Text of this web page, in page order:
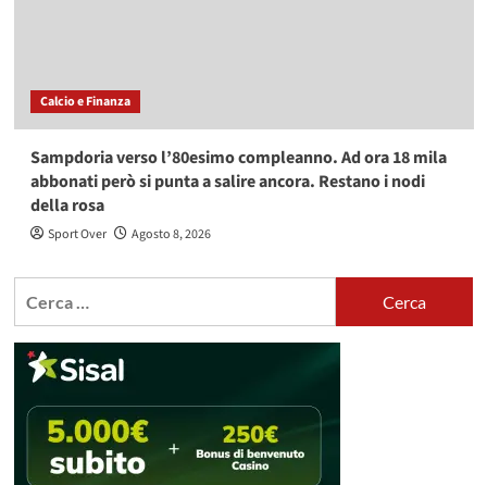
Calcio e Finanza
Sampdoria verso l’80esimo compleanno. Ad ora 18 mila
abbonati però si punta a salire ancora. Restano i nodi
della rosa
Sport Over Agosto 8, 2026